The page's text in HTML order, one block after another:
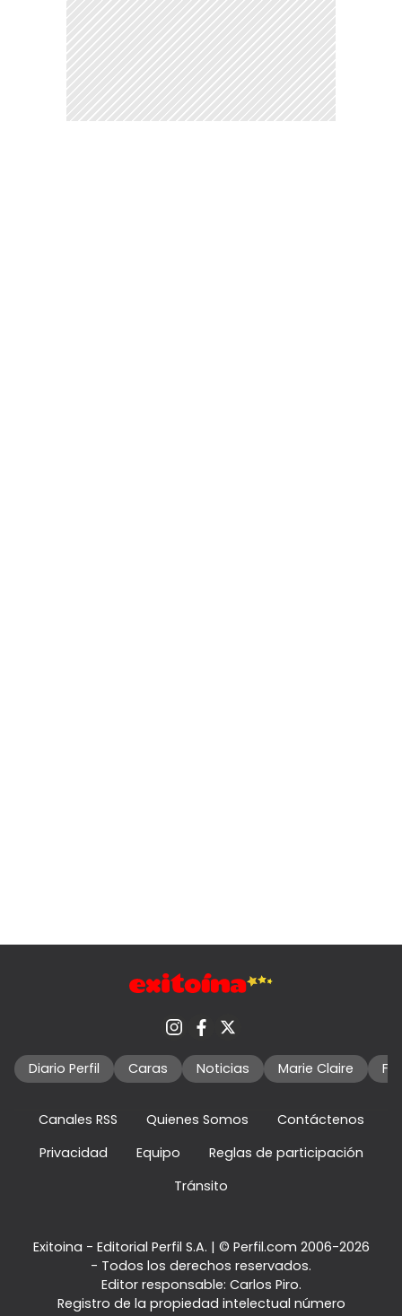
Diario Perfil Caras Noticias Marie Claire
Canales RSS Quienes Somos
Contáctenos
Privacidad
Equipo
Reglas de participación
Tránsito
Exitoina - Editorial Perfil S.A. | © Perfil.com 2006-2026
- Todos los derechos reservados.
Editor responsable: Carlos Piro.
Registro de la propiedad intelectual número